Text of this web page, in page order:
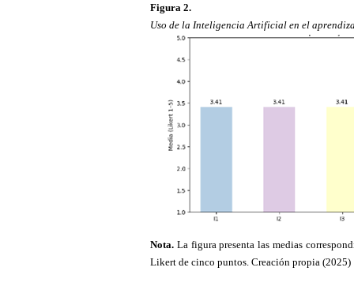
Figura 2.
Uso de la Inteligencia Artificial en el
Nota. La figura presenta las medias
Likert de cinco puntos. Creación propia (2025)